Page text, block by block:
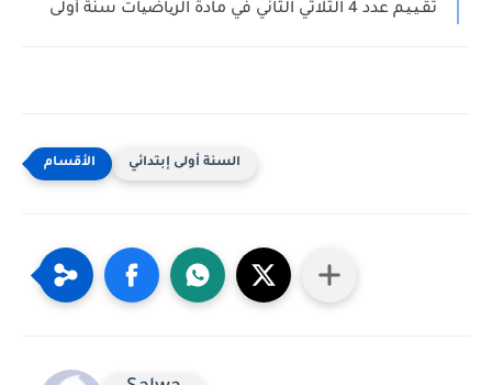
تقـیـیـم عدد 4 الثلاثي الثاني في مادة الریاضیات سنة أولى
السنة أولى إبتدائي